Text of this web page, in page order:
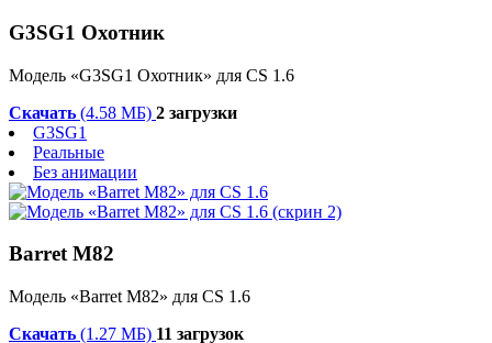
G3SG1 Охотник
Модель «G3SG1 Охотник» для CS 1.6
Скачать (4.58 МБ) 2 загрузки
G3SG1
Реальные
Без анимации
Barret M82
Модель «Barret M82» для CS 1.6
Скачать (1.27 МБ) 11 загрузок